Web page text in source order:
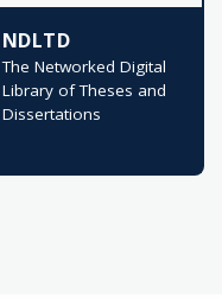
NDLTD
The Networked Digital
Library of Theses and
Dissertations